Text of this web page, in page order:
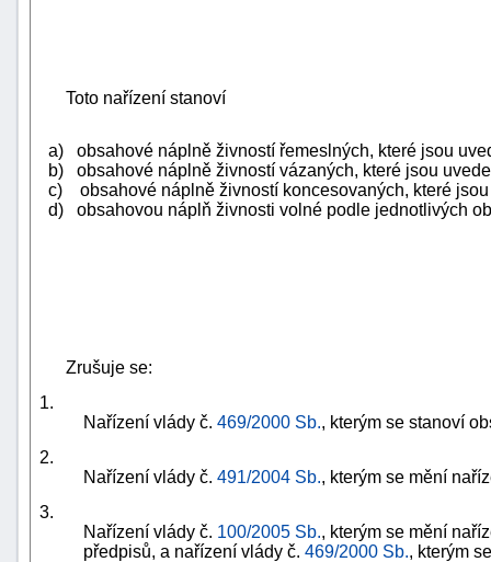
Toto nařízení stanoví
a) obsahové náplně živností řemeslných, které jsou
b) obsahové náplně živností vázaných, které jsou
c) obsahové náplně živností koncesovaných, které
d) obsahovou náplň živnosti volné podle jednotlivých
Zrušuje se:
1.
Nařízení vlády č. 469/2000 Sb., kterým se stanoví
2.
Nařízení vlády č. 491/2004 Sb., kterým se mění
3.
Nařízení vlády č. 100/2005 Sb., kterým se mění
předpisů, a nařízení vlády č. 469/2000 Sb., kterým